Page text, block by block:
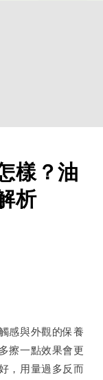
樣？油
析
感與外觀的保養
擦一點效果會更
，用量過多反而